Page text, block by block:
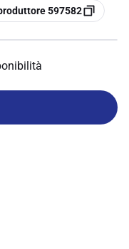
597582